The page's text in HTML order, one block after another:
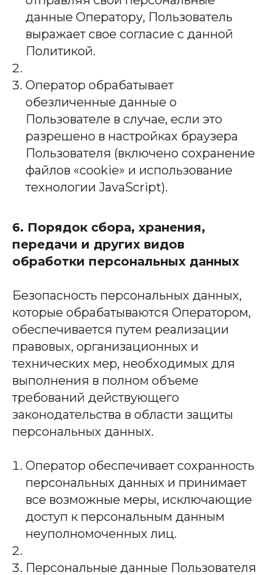
данные Оператору, Пользователь
выражает свое согласие с данной
Политикой.
Оператор обрабатывает
обезличенные данные о
Пользователе в случае, если это
разрешено в настройках браузера
Пользователя (включено сохранение
файлов «cookie» и использование
технологии JavaScript).
6. Порядок сбора, хранения,
передачи и других видов
обработки персональных данных
Безопасность персональных данных,
которые обрабатываются Оператором,
обеспечивается путем реализации
правовых, организационных и
технических мер, необходимых для
выполнения в полном объеме
требований действующего
законодательства в области защиты
персональных данных.
Оператор обеспечивает сохранность
персональных данных и принимает
все возможные меры, исключающие
доступ к персональным данным
неуполномоченных лиц.
Персональные данные Пользователя